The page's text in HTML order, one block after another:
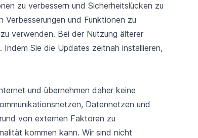
zu verbessern und Sicherheitslücken zu
und Funktionen zu
verwenden. Bei der Nutzung älterer
Sie die Updates zeitnah installieren,
und übernehmen daher keine
Datennetzen und
von externen Faktoren zu
kommen kann. Wir sind nicht